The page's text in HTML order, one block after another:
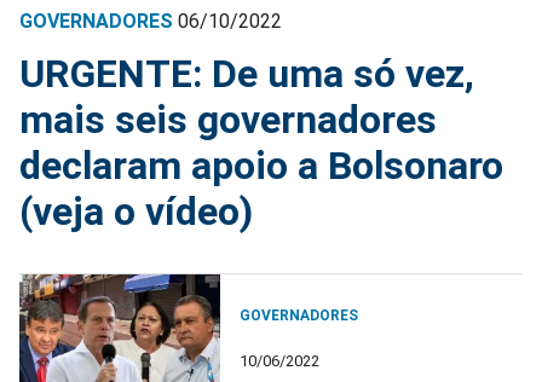
GOVERNADORES 06/10/2022
URGENTE: De uma só vez,
mais seis governadores
declaram apoio a Bolsonaro
(veja o vídeo)
GOVERNADORES
10/06/2022